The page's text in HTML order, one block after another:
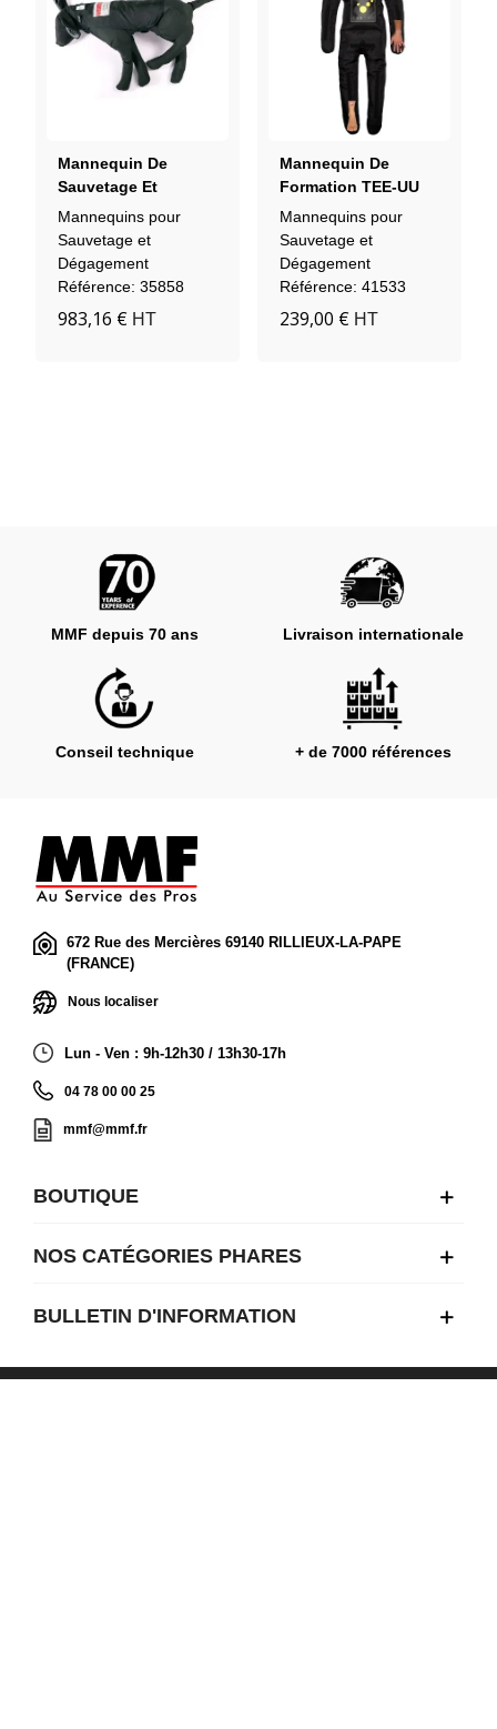
Mannequin De
Sauvetage Et
Dégagement Chien
Mannequins pour
Sauvetage et
Dégagement
Référence: 35858
983,16 € HT
Mannequin De
Formation TEE-UU
CRASH & CARRY –
Simulation Secours
Adulte
Mannequins pour
Sauvetage et
Dégagement
Référence: 41533
239,00 € HT
MMF depuis 70 ans Livraison internationale
Conseil technique + de 7000 références
672 Rue des Mercières 69140 RILLIEUX-LA-PAPE
(FRANCE)
Nous localiser
Lun - Ven : 9h-12h30 / 13h30-17h
04 78 00 00 25
mmf@mmf.fr
BOUTIQUE
NOS CATÉGORIES PHARES
BULLETIN D'INFORMATION